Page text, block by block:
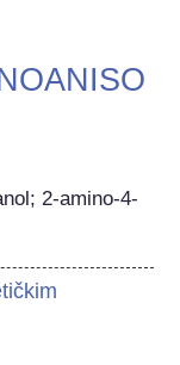
2-amino-4-